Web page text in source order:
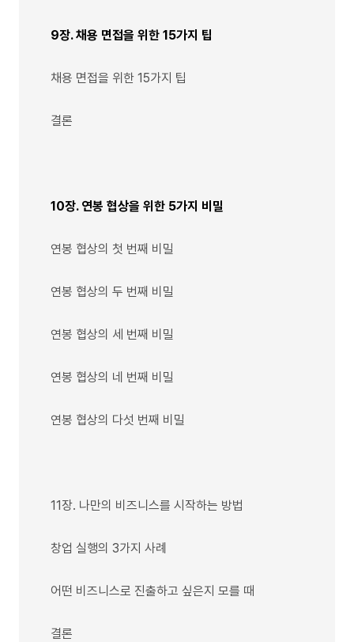
9장. 채용 면접을 위한 15가지 팁
채용 면접을 위한 15가지 팁
결론
10장. 연봉 협상을 위한 5가지 비밀
연봉 협상의 첫 번째 비밀
연봉 협상의 두 번째 비밀
연봉 협상의 세 번째 비밀
연봉 협상의 네 번째 비밀
연봉 협상의 다섯 번째 비밀
11장. 나만의 비즈니스를 시작하는 방법
창업 실행의 3가지 사례
어떤 비즈니스로 진출하고 싶은지 모를 때
결론